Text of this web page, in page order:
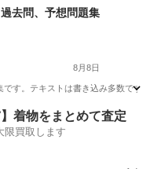
ク、アニメ
去問、予想問題集
8月8日
す。テキストは書き込み多数で
過去問着物をまとめて査定
限買取します